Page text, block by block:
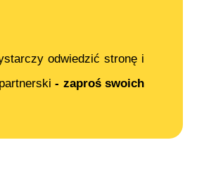
odwiedzić stronę i
- zaproś swoich